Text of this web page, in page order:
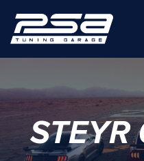
STEYR